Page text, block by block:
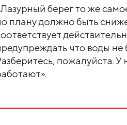
берег то же
плану должно быть
что воды не
пожалуйста. У